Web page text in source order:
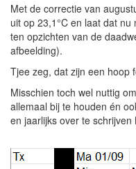
Met de correctie van
uit op 23,1°C en laat dat
ten opzichten van de
afbeelding).
Tjee zeg, dat zijn een hoop
Misschien toch wel nuttig
allemaal bij te houden én
en jaarlijks over te schrijven